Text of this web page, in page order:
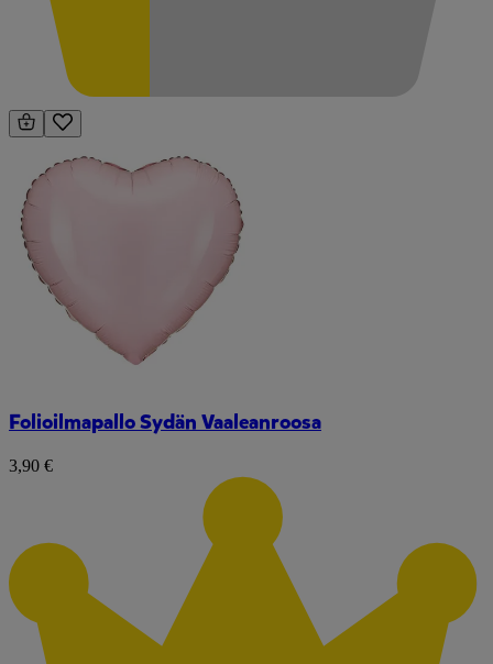
Folioilmapallo Sydän Vaaleanroosa
3,90 €